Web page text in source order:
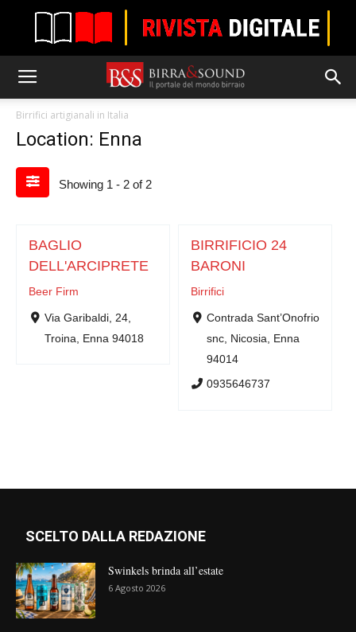
Birrifici artigianali in Italia
Location: Enna
Showing 1 - 2 of 2
BAGLIO
DELL'ARCIPRETE
Beer Firm
Via Garibaldi, 24,
Troina, Enna 94018
BIRRIFICIO 24
BARONI
Birrifici
Contrada Sant’Onofrio
snc, Nicosia, Enna
94014
0935646737
SCELTO DALLA REDAZIONE
Swinkels brinda all’estate
6 Agosto 2026